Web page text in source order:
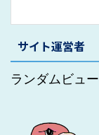
サイト運営者
ランダムビュ